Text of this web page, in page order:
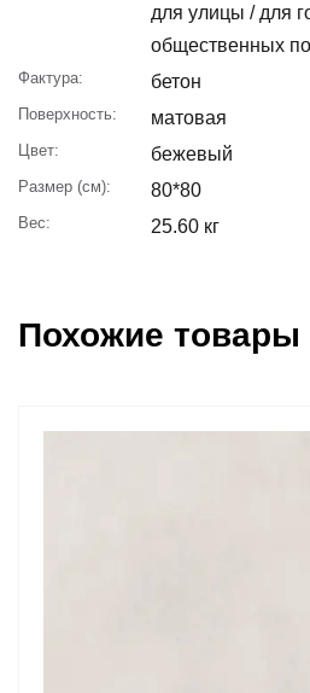
для улицы / для
общественных
Фактура: бетон
Поверхность: матовая
Цвет: бежевый
Размер (см): 80*80
Вес: 25.60 кг
Похожие товары